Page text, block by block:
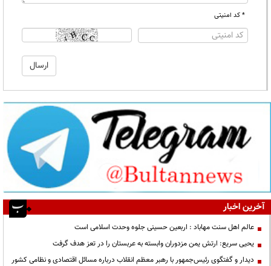
* کد امنیتی
آخرین اخبار
عالم اهل سنت مهاباد : اربعین حسینی جلوه وحدت اسلامی است
یحیی سریع: ارتش یمن مزدوران وابسته به عربستان را در تعز هدف گرفت
دیدار و گفتگوی رئیس‌جمهور با رهبر معظم انقلاب درباره مسائل اقتصادی و نظامی کشور